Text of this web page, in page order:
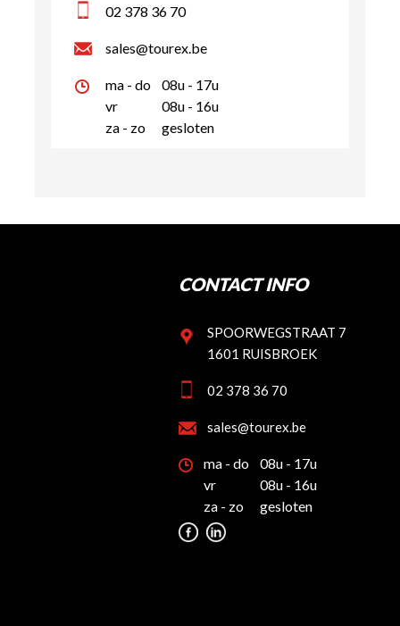
02 378 36 70
sales@tourex.be
ma - do
08u - 17u
vr
08u - 16u
za - zo
gesloten
CONTACT INFO
SPOORWEGSTRAAT 7
1601 RUISBROEK
02 378 36 70
sales@tourex.be
ma - do
08u - 17u
vr
08u - 16u
za - zo
gesloten